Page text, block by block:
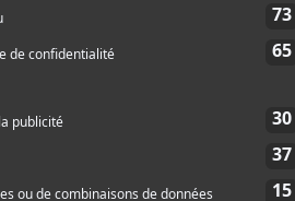
périple au
, édition